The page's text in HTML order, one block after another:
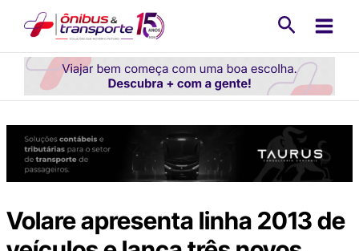
conteúdo
Volare apresenta linha 2013 de